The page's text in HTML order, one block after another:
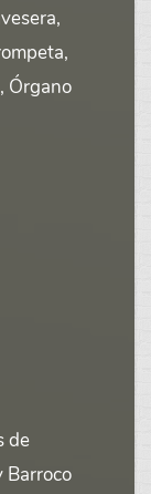
Órgano
de
Barroco